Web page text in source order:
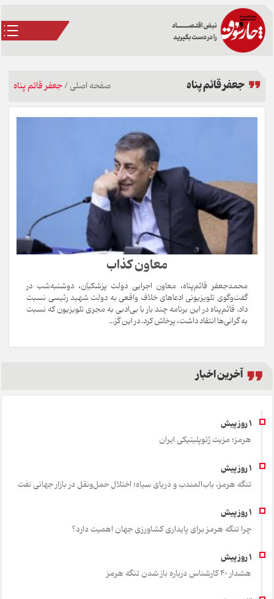
جعفر قائم پناه صفحه اصلی/جعفر قائم پناه
معاون کذاب
محمدجعفر قائم‌پناه، معاون اجرایی دولت پزشکیان، دوشنبه‌شب در
گفت‌وگوی تلویزیونی ادعاهای خلاف واقعی به دولت شهید رئیسی نسبت
داد. قائم‌پناه در این برنامه چند بار با بی‌ادبی به مجری تلویزیون که نسبت
به گرانی‌ها انتقاد داشت، پرخاش کرد. در این گز...
آخرین اخبار
هرمز؛ مزیت ژئوپلیتیکی ایران
تنگه هرمز، باب‌المندب و دریای سیاه؛ اختلال حمل‌ونقل در بازار جهانی نفت
چرا تنگه هرمز برای پایداری کشاورزی جهان اهمیت دارد؟
هشدار 40 کارشناس درباره باز شدن تنگه هرمز